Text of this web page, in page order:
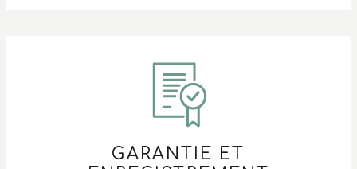
GARANTIE ET